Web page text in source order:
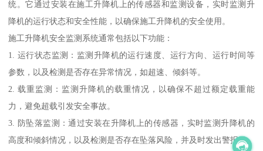
统。它通过安装在施工升降机上的传感器和监测设备，实时监测升
降机的运行状态和安全性能，以确保施工升降机的安全使用。
施工升降机安全监测系统通常包括以下功能：
1. 运行状态监测：监测升降机的运行速度、运行方向、运行时间等
参数，以及检测是否存在异常情况，如超速、倾斜等。
2. 载重监测：监测升降机的载重情况，以确保不超过额定载重能
力，避免超载引发安全事故。
3. 防坠落监测：通过安装在升降机上的传感器，实时监测升降机的
高度和倾斜情况，以及检测是否存在坠落风险，并及时发出警报。